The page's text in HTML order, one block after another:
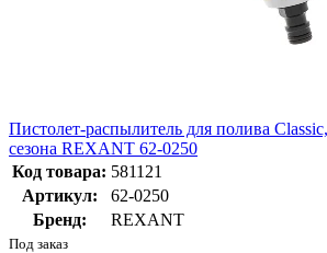
Пистолет-распылитель для полива
сезона REXANT 62-0250
Код товара: 581121
Артикул:
62-0250
Бренд:
REXANT
Под заказ